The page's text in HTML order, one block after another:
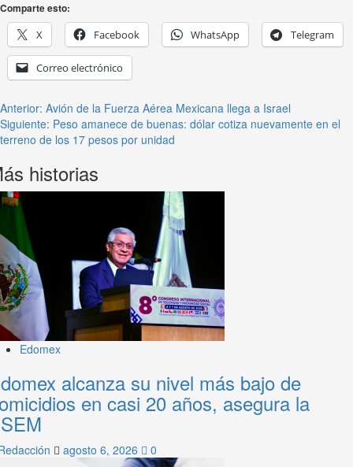
Comparte esto:
X
Facebook WhatsApp Telegram
Correo electrónico
Anterior: Avión de la Fuerza Aérea Mexicana llega a Israel
Siguiente: Peso amanece de buenas: dólar cotiza nuevamente en el
terreno de los 17 pesos por unidad
historias
Edomex
alcanza su nivel más bajo de
en casi 20 años, asegura la
agosto 6, 2026 0